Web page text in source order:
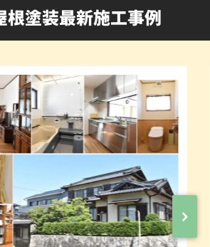
根塗装最新施工事例